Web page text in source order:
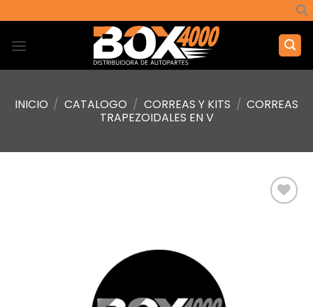
al
contenido
INICIO / CATALOGO / CORREAS Y KITS / CORREAS
TRAPEZOIDALES EN V